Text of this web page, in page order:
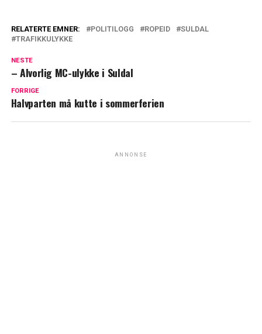
RELATERTE EMNER: POLITILOGG ROPEID
SULDAL
TRAFIKKULYKKE
NESTE
– Alvorlig MC-ulykke i Suldal
FORRIGE
Halvparten må kutte i sommerferien
ANNONSE